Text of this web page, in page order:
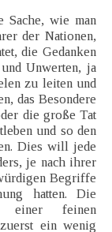
wie man
der Nationen,
die Gedanken
Unwerten, ja
zu leiten und
das Besondere
die große Tat
und so den
Dies will jede
je nach ihrer
Begriffe
hatten. Die
einer feinen
ein wenig